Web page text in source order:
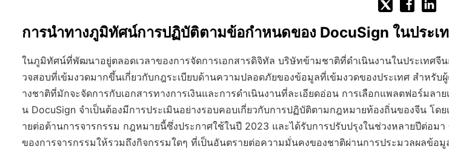
การนำทางภูมิทัศน์การปฏิบัติตามข้อกำหนดของ DocuSign ในประเ
ในภูมิทัศน์ที่พัฒนาอยู่ตลอดเวลาของการจัดการเอกสารดิจิทัล บริษัทข้ามชาติที่ดำเนินงานในประเทศจี
วจสอบที่เข้มงวดมากขึ้นเกี่ยวกับกฎระเบียบด้านความปลอดภัยของข้อมูลที่เข้มงวดของประเทศ สำหรั
างชาติที่มักจะจัดการกับเอกสารทางการเงินและการดำเนินงานที่ละเอียดอ่อน การเลือกแพลตฟอร์มลา
น DocuSign จำเป็นต้องมีการประเมินอย่างรอบคอบเกี่ยวกับการปฏิบัติตามกฎหมายท้องถิ่นของจีน โดย
ายต่อต้านการจารกรรม กฎหมายนี้ซึ่งประกาศใช้ในปี 2023 และได้รับการปรับปรุงในช่วงหลายปีต่อมา
ของการจารกรรมให้รวมถึงกิจกรรมใดๆ ที่เป็นอันตรายต่อความมั่นคงของชาติผ่านการประมวลผลข้อมู